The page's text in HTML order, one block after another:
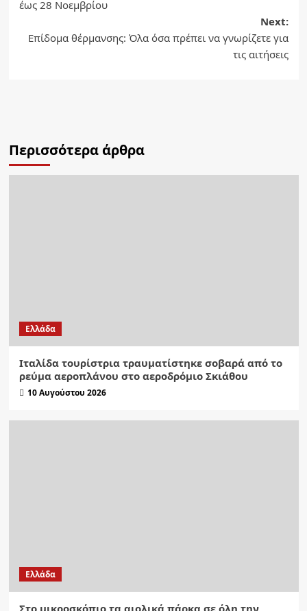
έως 28 Νοεμβρίου
Next:
Επίδομα θέρμανσης: Όλα όσα πρέπει να γνωρίζετε για
τις αιτήσεις
Περισσότερα άρθρα
Ελλάδα
Ιταλίδα τουρίστρια τραυματίστηκε σοβαρά από το
ρεύμα αεροπλάνου στο αεροδρόμιο Σκιάθου
10 Αυγούστου 2026
Ελλάδα